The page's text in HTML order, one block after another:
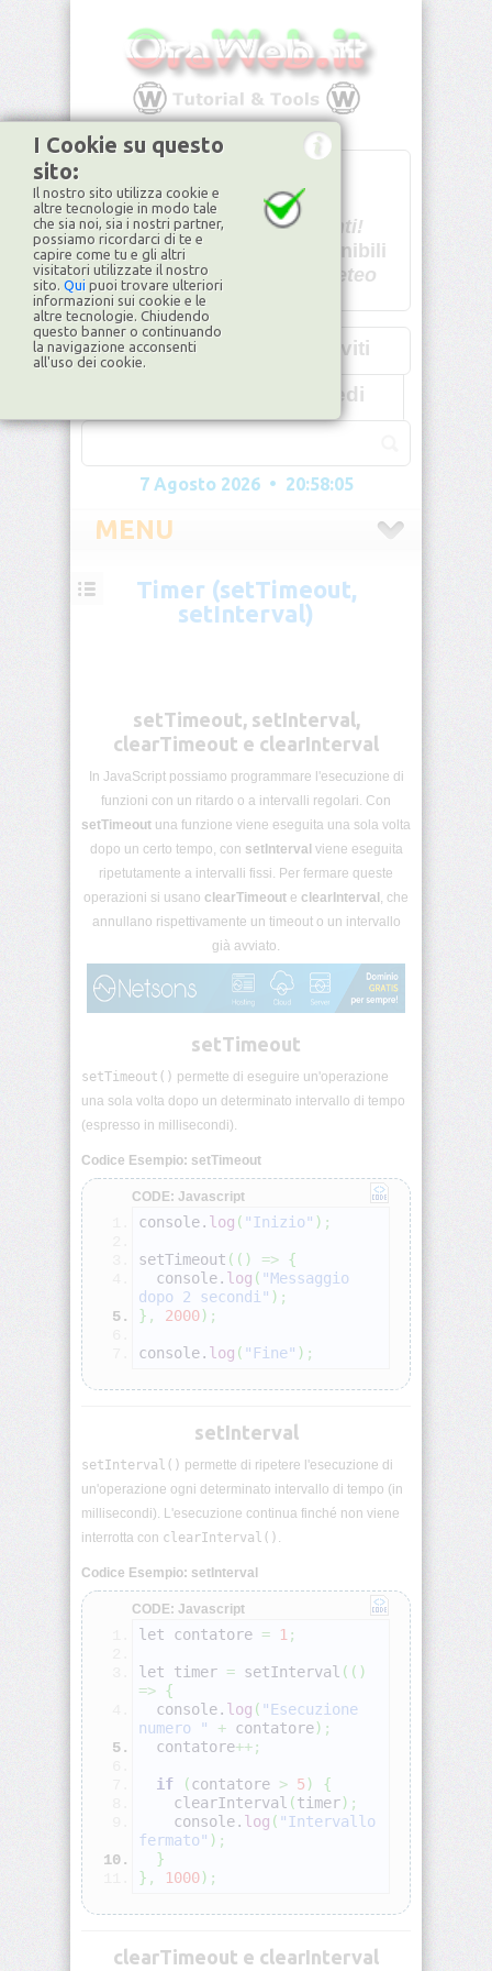
U - -
Spiacenti!
non disponibili
Dati meteo
©2026ilMeteo.it
Iscriviti
Accedi
7 Agosto 2026 • 20:58:05
MENU
JavaScript
browser
script
JavaScript
Console
Variabili
di
JS
Operatori
Condizioni
JS
Cicli
JS
Funzioni
base
scope
Arrow
Callback
Funzioni
Anonime
Closures
JS
Oggetti
JS
Array
metodi
Timer (setTimeout,
setInterval)
setTimeout, setInterval,
clearTimeout e clearInterval
In JavaScript possiamo programmare l'esecuzione di
funzioni con un ritardo o a intervalli regolari. Con
setTimeout una funzione viene eseguita una sola volta
dopo un certo tempo, con setInterval viene eseguita
ripetutamente a intervalli fissi. Per fermare queste
operazioni si usano clearTimeout e clearInterval , che
annullano rispettivamente un timeout o un intervallo
già avviato.
setTimeout
setTimeout() permette di eseguire un'operazione
una sola volta dopo un determinato intervallo di tempo
(espresso in millisecondi).
Codice Esempio: setTimeout
CODE: Javascript
console. log ( "Inizio" ) ;
setTimeout ( ( ) => {
  console.
log ( "Messaggio
dopo 2 secondi" ) ;
} , 2000) ;
console. log ( "Fine" ) ;
setInterval
setInterval() permette di ripetere l'esecuzione di
un'operazione ogni determinato intervallo di tempo (in
millisecondi). L'esecuzione continua finché non viene
interrotta con clearInterval() .
Codice Esempio: setInterval
CODE: Javascript
let contatore = 1 ;
let timer = setInterval ( ( )
=> {
  console.
log ( "Esecuzione
numero "
+ contatore) ;
  contatore
++;
if (contatore > 5)
{
    clearInterval
(timer) ;
    console.
log ( "Intervallo
fermato" ) ;
}
} , 1000) ;
clearTimeout e clearInterval
I Cookie su questo
sito:
Il nostro sito utilizza cookie e
altre tecnologie in modo tale
che sia noi, sia i nostri partner,
possiamo ricordarci di te e
capire come tu e gli altri
visitatori utilizzate il nostro
sito. Qui puoi trovare ulteriori
informazioni sui cookie e le
altre tecnologie. Chiudendo
questo banner o continuando
la navigazione acconsenti
all'uso dei cookie.